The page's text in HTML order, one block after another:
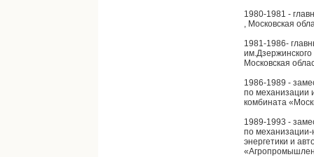
1980-1981 -
, Московская
1981-1986-
Московская
1986-1989 -
по механизации
комбината
1989-1993 -
по механизации-
энергетики и